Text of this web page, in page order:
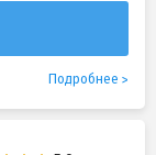
Подробнее